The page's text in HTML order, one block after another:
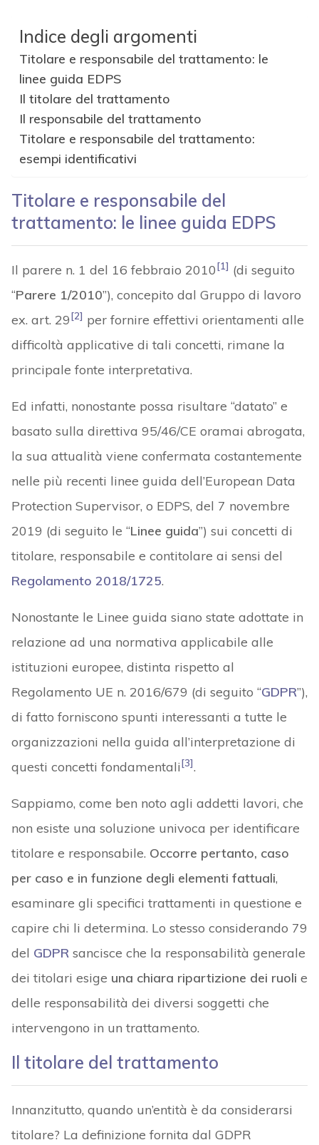
Indice degli argomenti
Titolare e responsabile del trattamento: le
linee guida EDPS
Il titolare del trattamento
Il responsabile del trattamento
Titolare e responsabile del trattamento:
esempi identificativi
Titolare e responsabile del
trattamento: le linee guida EDPS
Il parere n. 1 del 16 febbraio 2010[1] (di seguito
“Parere 1/2010”), concepito dal Gruppo di lavoro
ex. art. 29[2] per fornire effettivi orientamenti alle
difficoltà applicative di tali concetti, rimane la
principale fonte interpretativa.
Ed infatti, nonostante possa risultare “datato” e
basato sulla direttiva 95/46/CE oramai abrogata,
la sua attualità viene confermata costantemente
nelle più recenti linee guida dell’European Data
Protection Supervisor, o EDPS, del 7 novembre
2019 (di seguito le “Linee guida”) sui concetti di
titolare, responsabile e contitolare ai sensi del
Regolamento 2018/1725.
Nonostante le Linee guida siano state adottate in
relazione ad una normativa applicabile alle
istituzioni europee, distinta rispetto al
Regolamento UE n. 2016/679 (di seguito “GDPR”),
di fatto forniscono spunti interessanti a tutte le
organizzazioni nella guida all’interpretazione di
questi concetti fondamentali[3].
Sappiamo, come ben noto agli addetti lavori, che
non esiste una soluzione univoca per identificare
titolare e responsabile. Occorre pertanto, caso
per caso e in funzione degli elementi fattuali,
esaminare gli specifici trattamenti in questione e
capire chi li determina. Lo stesso considerando 79
del GDPRsancisce che la responsabilità generale
dei titolari esige una chiara ripartizione dei ruoli e
delle responsabilità dei diversi soggetti che
intervengono in un trattamento.
Il titolare del trattamento
Innanzitutto, quando un’entità è da considerarsi
titolare? La definizione fornita dal GDPR